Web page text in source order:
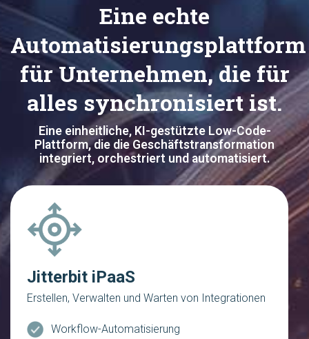
Eine echte
Automatisierungsplattform
für Unternehmen, die für
alles synchronisiert ist.
Eine einheitliche, KI-gestützte Low-Code-
Plattform, die die Geschäftstransformation
integriert, orchestriert und automatisiert.
Jitterbit iPaaS
Erstellen, Verwalten und Warten von Integrationen
Workflow-Automatisierung